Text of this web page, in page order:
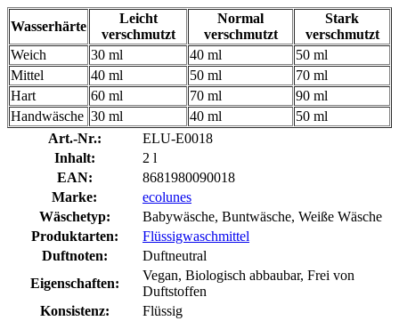
Wasserhärte
Leicht
verschmutzt
Normal
verschmutzt
Stark
verschmutzt
Weich
30 ml 40 ml
50 ml
Mittel
40 ml 50 ml
70 ml
Hart
60 ml 70 ml
90 ml
Handwäsche 30 ml 40 ml
50 ml
Art.-Nr.:
ELU-E0018
Inhalt:
2 l
EAN:
8681980090018
Marke:
ecolunes
Wäschetyp:
Babywäsche, Buntwäsche, Weiße Wäsche
Produktarten:
Flüssigwaschmittel
Duftnoten:
Duftneutral
Eigenschaften:
Vegan, Biologisch abbaubar, Frei von
Duftstoffen
Konsistenz:
Flüssig